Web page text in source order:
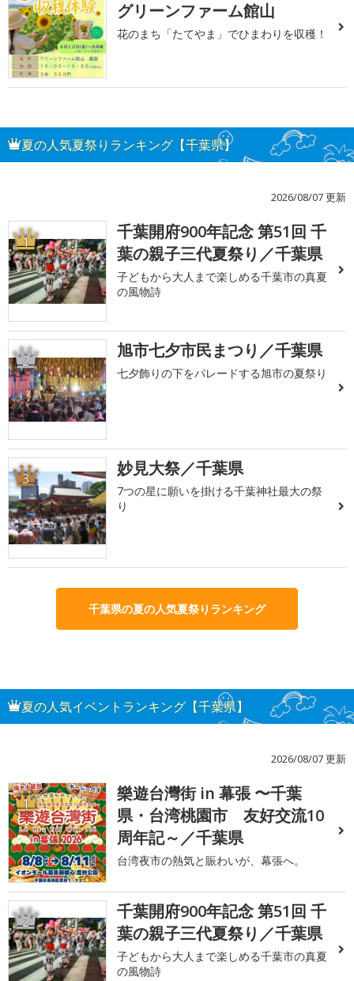
グリーンファーム館山
花のまち「たてやま」でひまわりを収穫！
夏の人気夏祭りランキング【千葉県】
2026/08/07 更新
1
千葉開府900年記念 第51回 千
葉の親子三代夏祭り／千葉県
子どもから大人まで楽しめる千葉市の真夏
の風物詩
2 旭市七夕市民まつり／千葉県
七夕飾りの下をパレードする旭市の夏祭り
3 妙見大祭／千葉県
7つの星に願いを掛ける千葉神社最大の祭
り
千葉県の夏の人気夏祭りランキング
夏の人気イベントランキング【千葉県】
2026/08/07 更新
1
樂遊台灣街 in 幕張 〜千葉
県・台湾桃園市 友好交流10
周年記～／千葉県
台湾夜市の熱気と賑わいが、幕張へ。
2
千葉開府900年記念 第51回 千
葉の親子三代夏祭り／千葉県
子どもから大人まで楽しめる千葉市の真夏
の風物詩